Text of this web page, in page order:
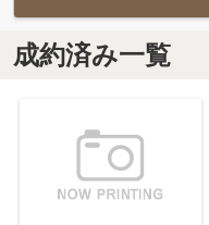
成約済み一覧